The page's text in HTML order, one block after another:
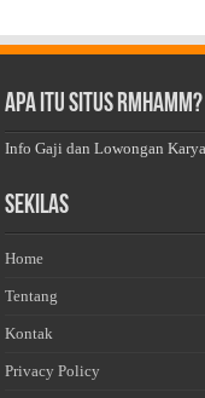
Apa Itu Situs Rmhamm?
Info Gaji dan Lowongan
Sekilas
Home
Tentang
Kontak
Privacy Policy